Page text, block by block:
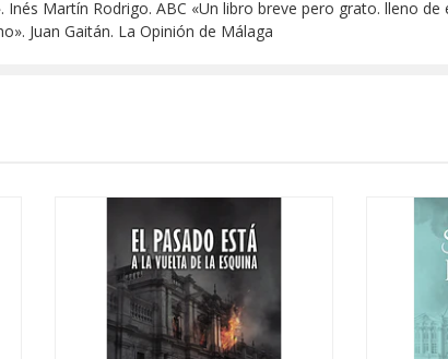
Martín Rodrigo. ABC «Un libro breve pero grato. lleno
Juan Gaitán. La Opinión de Málaga